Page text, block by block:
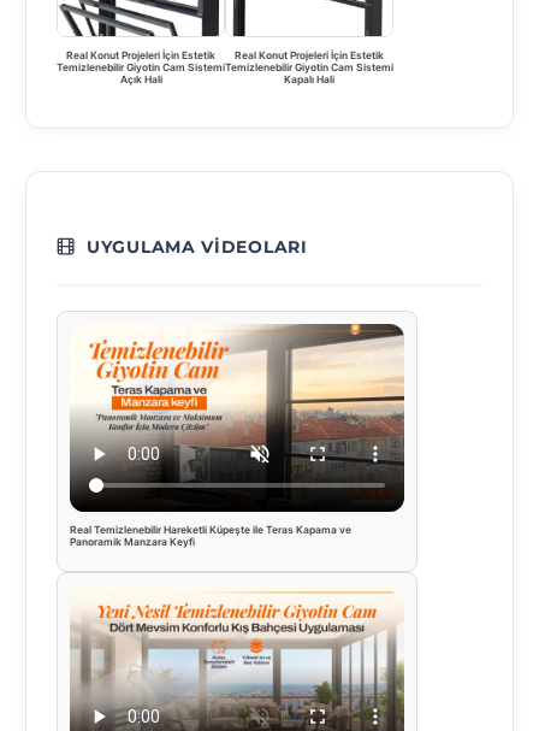
Real Konut Projeleri İçin Estetik
Temizlenebilir Giyotin Cam Sistemi
Açık Hali
Real Konut Projeleri İçin Estetik
Temizlenebilir Giyotin Cam Sistemi
Kapalı Hali
UYGULAMA VIDEOLARI
Real Temizlenebilir Hareketli Küpeşte ile Teras Kapama ve
Panoramik Manzara Keyfi